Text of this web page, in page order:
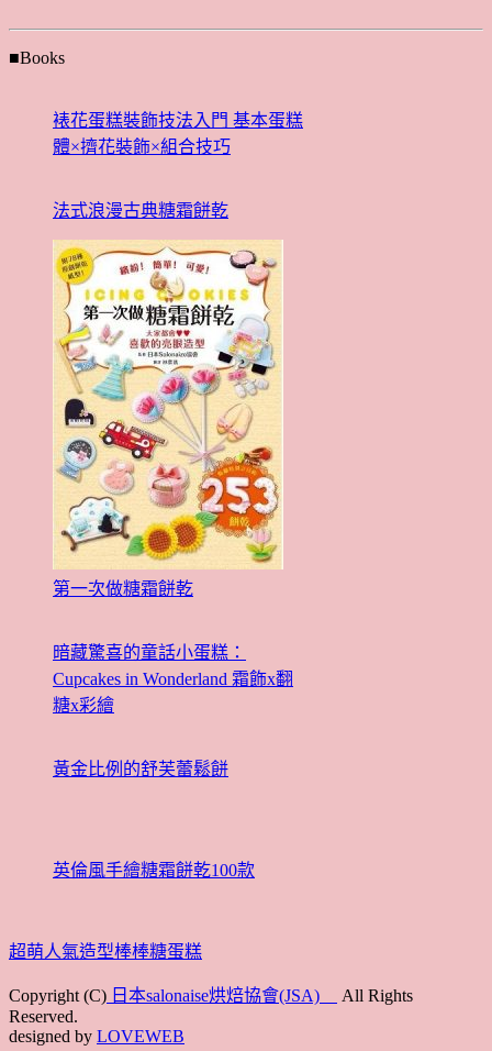
■Books
裱花蛋糕裝飾技法入門 基本蛋糕
體×擠花裝飾×組合技巧
法式浪漫古典糖霜餅乾
第一次做糖霜餅乾
暗藏驚喜的童話小蛋糕：
Cupcakes in Wonderland 霜飾x翻
糖x彩繪
黃金比例的舒芙蕾鬆餅
英倫風手繪糖霜餅乾100款
超萌人氣造型棒棒糖蛋糕
Copyright (C) 日本salonaise烘焙協會(JSA)
All Rights
Reserved.
designed by LOVEWEB